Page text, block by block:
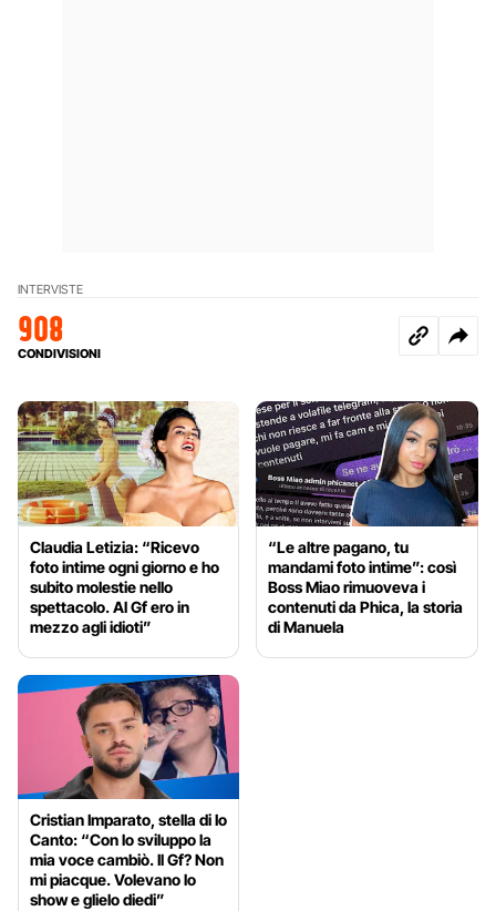
INTERVISTE
908
CONDIVISIONI
Claudia Letizia: “Ricevo
foto intime ogni giorno e ho
subito molestie nello
spettacolo. Al Gf ero in
mezzo agli idioti”
“Le altre pagano, tu
mandami foto intime”: così
Boss Miao rimuoveva i
contenuti da Phica, la storia
di Manuela
Cristian Imparato, stella di Io
Canto: “Con lo sviluppo la
mia voce cambiò. Il Gf? Non
mi piacque. Volevano lo
show e glielo diedi”